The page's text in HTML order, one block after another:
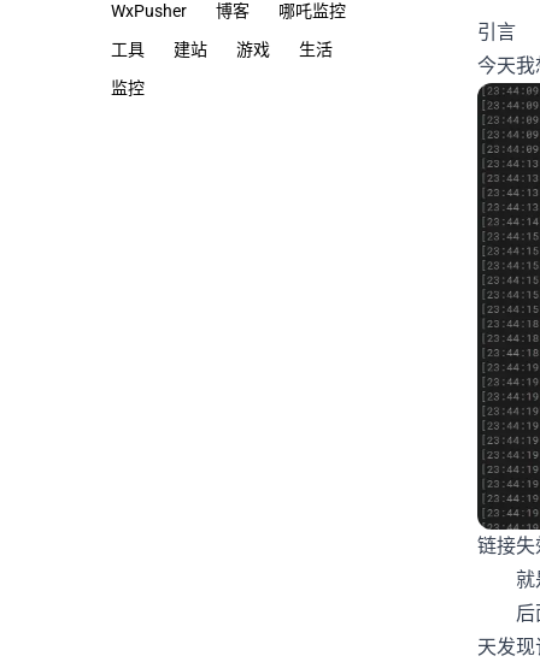
WxPusher
博客
哪吒监控
工具
建站 游戏
生活
监控
引言
今天我
链接失
就是
后面
天发